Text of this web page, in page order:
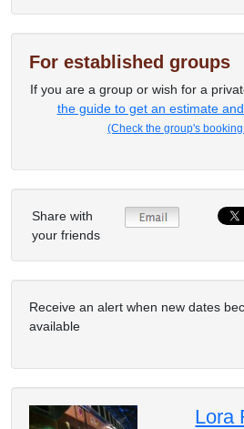
For established groups
If you are a group or wish for a
the guide to get an estimate
(Check the group's
Share with
your friends
Receive an alert when new dates
available
Lora